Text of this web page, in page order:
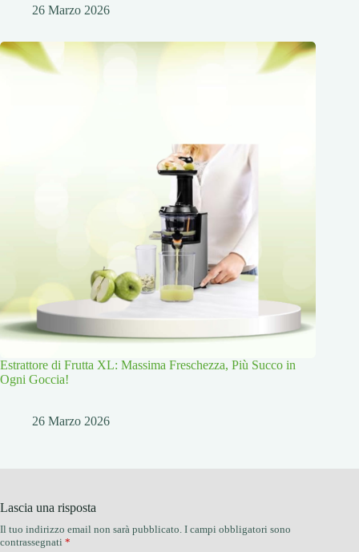
26 Marzo 2026
Estrattore di Frutta XL: Massima Freschezza, Più Succo in
Ogni Goccia!
26 Marzo 2026
Lascia una risposta
Il tuo indirizzo email non sarà pubblicato. I campi obbligatori sono
contrassegnati *